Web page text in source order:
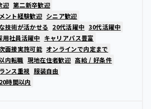
迎 第二新卒歓迎
ント経験歓迎 シニア歓迎
技術が活かせる 20代活躍中 30代活躍中
用社員活躍中 キャリアパス豊富
面接実施可能 オンラインで内定まで
内転職 現地在住者歓迎 高給 / 好条件
ンス重視 服装自由
時間以内